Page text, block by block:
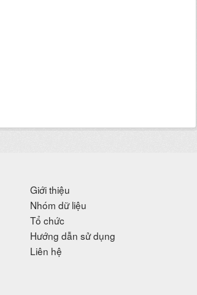
Giới thiệu
Nhóm dữ liệu
Tổ chức
Hướng dẫn sử dụng
Liên hệ